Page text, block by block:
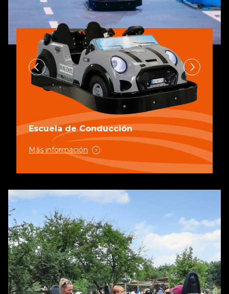
Escuela de Conducción
Más información